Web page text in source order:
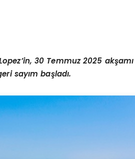
’in, 30 Temmuz 2025
sayım başladı.